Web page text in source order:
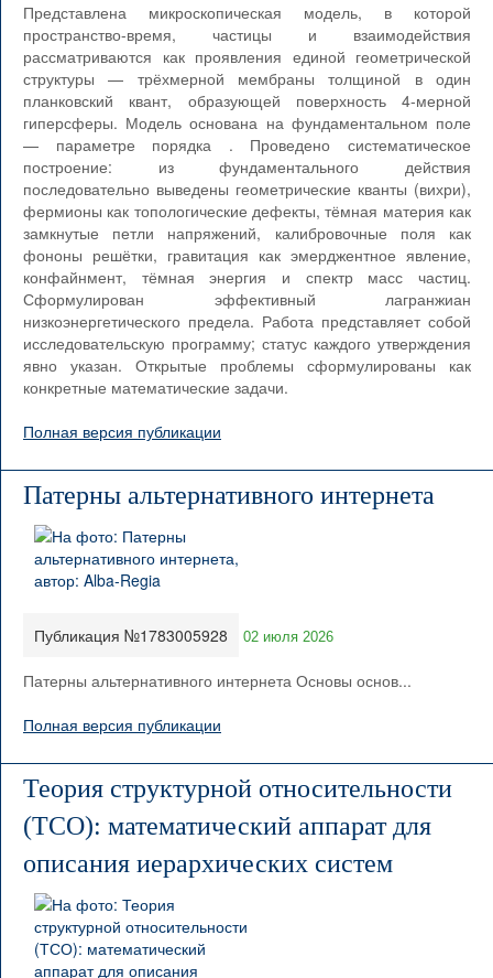
Представлена микроскопическая модель, в которой
пространство-время, частицы и взаимодействия
рассматриваются как проявления единой геометрической
структуры — трёхмерной мембраны толщиной в один
планковский квант, образующей поверхность 4-мерной
гиперсферы. Модель основана на фундаментальном поле
— параметре порядка . Проведено систематическое
построение: из фундаментального действия
последовательно выведены геометрические кванты (вихри),
фермионы как топологические дефекты, тёмная материя как
замкнутые петли напряжений, калибровочные поля как
фононы решётки, гравитация как эмерджентное явление,
конфайнмент, тёмная энергия и спектр масс частиц.
Сформулирован эффективный лагранжиан
низкоэнергетического предела. Работа представляет собой
исследовательскую программу; статус каждого утверждения
явно указан. Открытые проблемы сформулированы как
конкретные математические задачи.
Полная версия публикации
Патерны альтернативного интернета
Публикация №1783005928 02 июля 2026
Патерны альтернативного интернета Основы основ...
Полная версия публикации
Теория структурной относительности
(ТСО): математический аппарат для
описания иерархических систем